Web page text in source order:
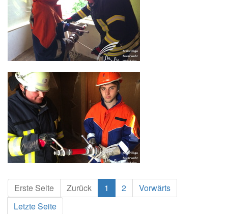
Erste Seite Zurück 1 2
Vorwärts
Letzte Seite